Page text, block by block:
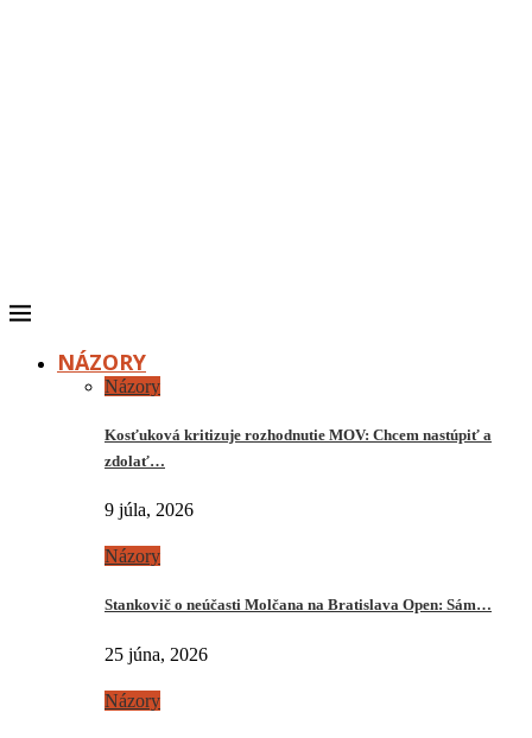
NÁZORY
Názory
Kosťuková kritizuje rozhodnutie MOV: Chcem nastúpiť a
zdolať…
9 júla, 2026
Názory
Stankovič o neúčasti Molčana na Bratislava Open: Sám…
25 júna, 2026
Názory